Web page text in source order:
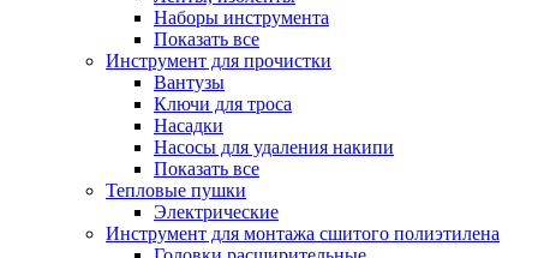
Наборы инструмента
Показать все
Инструмент для прочистки
Вантузы
Ключи для троса
Насадки
Насосы для удаления накипи
Показать все
Тепловые пушки
Электрические
Инструмент для монтажа сшитого полиэтилена